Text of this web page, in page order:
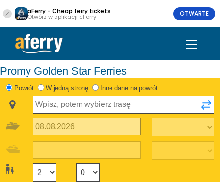
aFerry - Cheap ferry tickets
Otwórz w aplikacji aFerry OTWARTE
Promy Golden Star Ferries
Powrót W jedną stronę Inne dane na powrót